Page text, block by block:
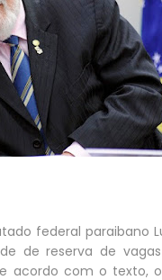
federal paraibano
de reserva de
acordo com o texto,